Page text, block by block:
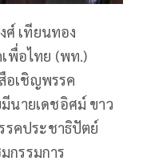
ศ์ เทียนทอง
เพื่อไทย (พท.)
อเชิญพรรค
นายเดชอิศม์ ขาว
รคประชาธิปัตย์
กรรมการ